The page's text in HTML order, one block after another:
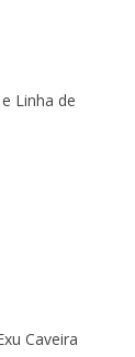
Linha de